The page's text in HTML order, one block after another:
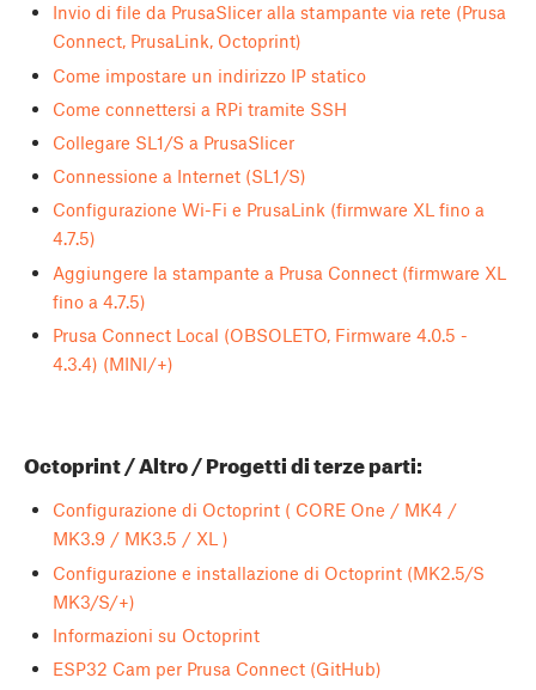
Invio di file da PrusaSlicer alla stampante via rete (Prusa
Connect, PrusaLink, Octoprint)
Come impostare un indirizzo IP statico
Come connettersi a RPi tramite SSH
Collegare SL1/S a PrusaSlicer
Connessione a Internet (SL1/S)
Configurazione Wi-Fi e PrusaLink (firmware XL fino a
4.7.5)
Aggiungere la stampante a Prusa Connect (firmware XL
fino a 4.7.5)
Prusa Connect Local (OBSOLETO, Firmware 4.0.5 -
4.3.4) (MINI/+)
Octoprint / Altro / Progetti di terze parti:
Configurazione di Octoprint ( CORE One / MK4 /
MK3.9 / MK3.5 / XL )
Configurazione e installazione di Octoprint (MK2.5/S
MK3/S/+)
Informazioni su Octoprint
ESP32 Cam per Prusa Connect (GitHub)